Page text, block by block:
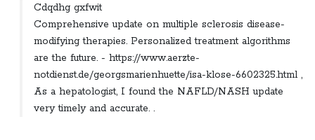
Cdqdhg gxfwit
Comprehensive update on multiple sclerosis disease-
modifying therapies. Personalized treatment algorithms
are the future. - https://www.aerzte-
notdienst.de/georgsmarienhuette/isa-klose-6602325.html ,
As a hepatologist, I found the NAFLD/NASH update
very timely and accurate. .